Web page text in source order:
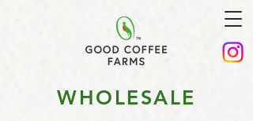
WHOLESALE